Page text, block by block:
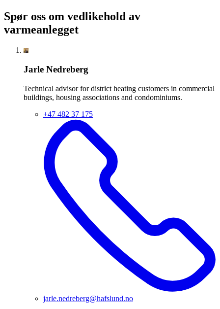
Spør oss om vedlikehold av
varmeanlegget
Jarle Nedreberg
Technical advisor for district heating customers in commercial
buildings, housing associations and condominiums.
+47 482 37 175
jarle.nedreberg@hafslund.no